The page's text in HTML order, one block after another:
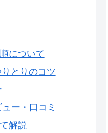
について
とりのコツ
ー・口コミ
解説